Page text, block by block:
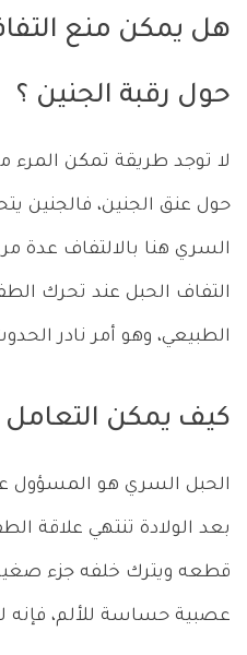
هل يمكن منع
حول رقبة الجنين ؟
لا توجد طريقة تمكن المرء
حول عنق الجنين، فالجنين
السري هنا بالالتفاف عدة
التفاف الحبل عند تحرك
الطبيعي، وهو أمر نادر
كيف يمكن
الحبل السري هو المسؤول
بعد الولادة تنتهي علاقة
قطعه ويترك خلفه جزء
عصبية حساسة للألم، فإنه